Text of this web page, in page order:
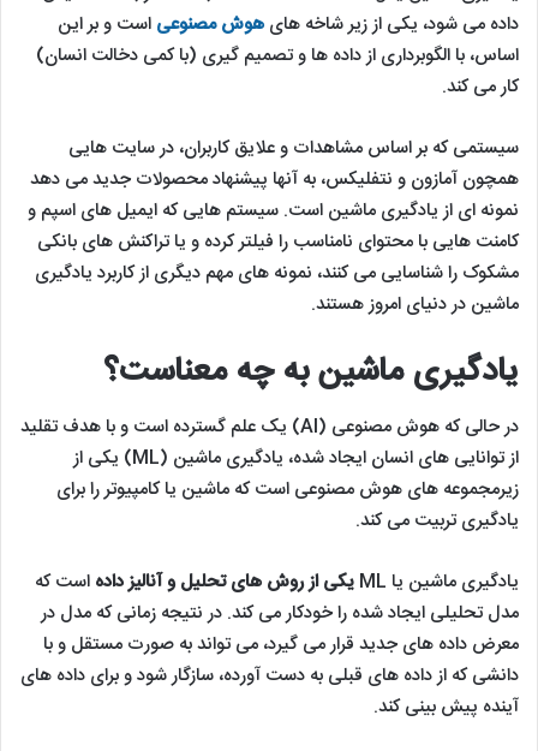
داده می شود، یکی از زیر شاخه های هوش مصنوعی است و بر این
اساس، با الگوبرداری از داده ها و تصمیم گیری (با کمی دخالت انسان)
کار می کند.
سیستمی که بر اساس مشاهدات و علایق کاربران، در سایت هایی
همچون آمازون و نتفلیکس، به آنها پیشنهاد محصولات جدید می دهد
نمونه ای از یادگیری ماشین است. سیستم هایی که ایمیل های اسپم و
کامنت هایی با محتوای نامناسب را فیلتر کرده و یا تراکنش های بانکی
مشکوک را شناسایی می کنند، نمونه های مهم دیگری از کاربرد یادگیری
ماشین در دنیای امروز هستند.
یادگیری ماشین به چه معناست؟
در حالی که هوش مصنوعی (AI) یک علم گسترده است و با هدف تقلید
از توانایی های انسان ایجاد شده، یادگیری ماشین (ML) یکی از
زیرمجموعه های هوش مصنوعی است که ماشین یا کامپیوتر را برای
یادگیری تربیت می کند.
یادگیری ماشین یا ML یکی از روش های تحلیل و آنالیز داده است که
مدل تحلیلی ایجاد شده را خودکار می کند. در نتیجه زمانی که مدل در
معرض داده های جدید قرار می گیرد، می تواند به صورت مستقل و با
دانشی که از داده های قبلی به دست آورده، سازگار شود و برای داده های
آینده پیش بینی کند.